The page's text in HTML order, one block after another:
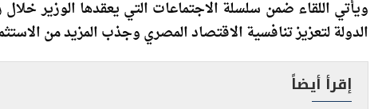
الدولة لتعزيز تنافسية الاقتصاد المصري وجذب المزيد من
إقرأ أيضاً